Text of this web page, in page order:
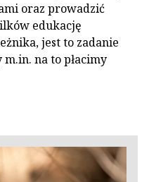
oraz prowadzić
edukację
jest to zadanie
m.in. na to płacimy